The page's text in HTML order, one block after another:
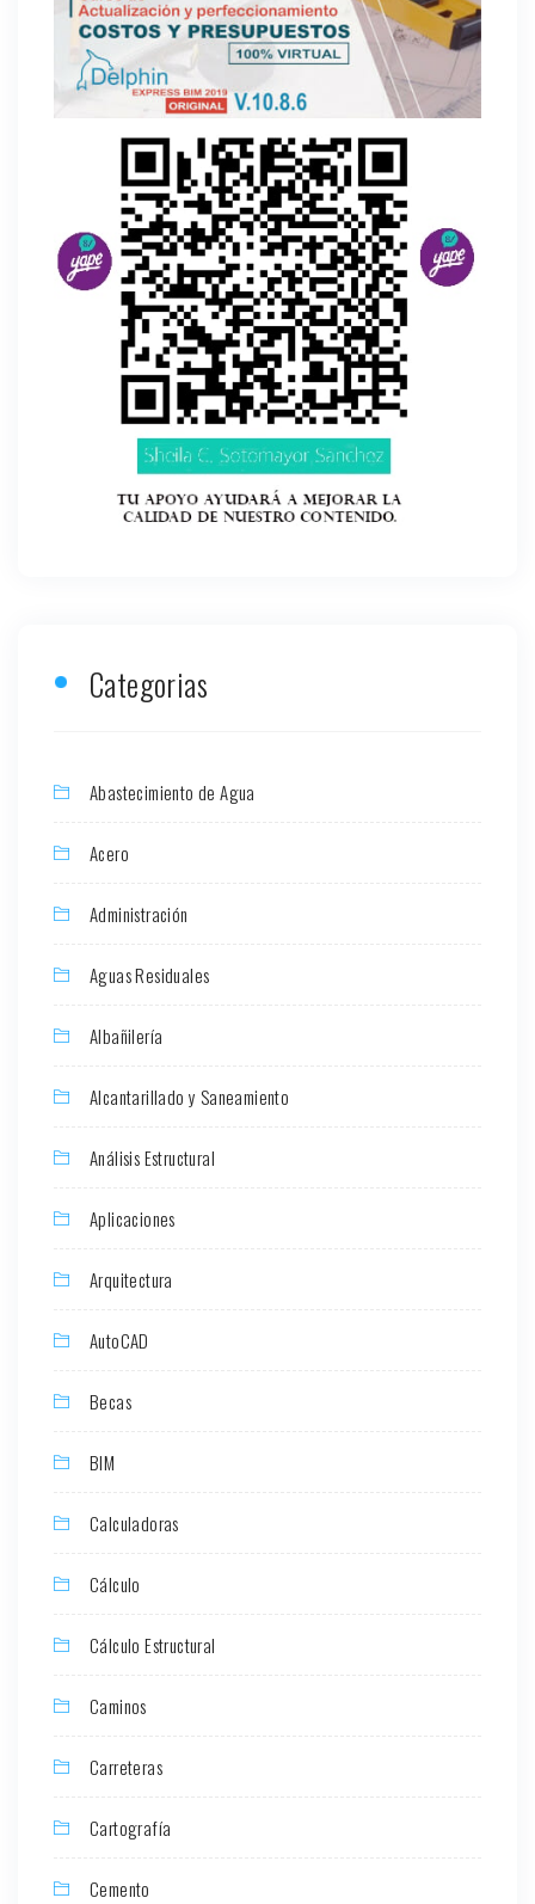
Categorias
Abastecimiento de Agua
Acero
Administración
Aguas Residuales
Albañilería
Alcantarillado y Saneamiento
Análisis Estructural
Aplicaciones
Arquitectura
AutoCAD
Becas
BIM
Calculadoras
Cálculo
Cálculo Estructural
Caminos
Carreteras
Cartografía
Cemento